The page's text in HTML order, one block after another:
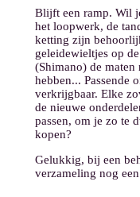
Blijft een ramp. Wil
het loopwerk, de
ketting zijn
geleidewieltjes op
(Shimano) de maten
hebben... Passende
verkrijgbaar. Elke
de nieuwe
passen, om je zo te
kopen?
Gelukkig, bij een
verzameling nog